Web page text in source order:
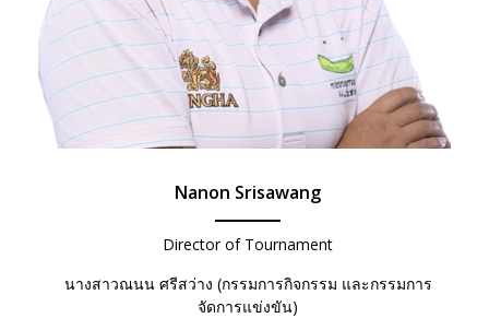
Nanon Srisawang
Director of Tournament
นางสาวณนน ศรีสว่าง (กรรมการกิจกรรม และกรรมการ
จัดการแข่งขัน)